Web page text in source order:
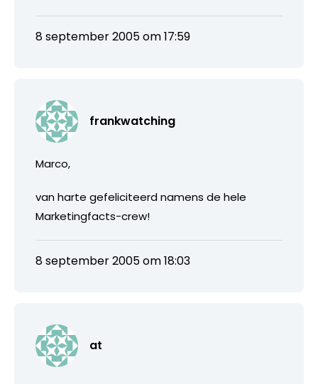
8 september 2005 om 17:59
frankwatching
Marco,
van harte gefeliciteerd namens de hele
Marketingfacts-crew!
8 september 2005 om 18:03
at